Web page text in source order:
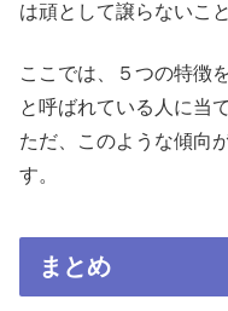
は頑として譲らないこ
ここでは、５つの特徴
と呼ばれている人に当
ただ、このような傾向
す。
まとめ